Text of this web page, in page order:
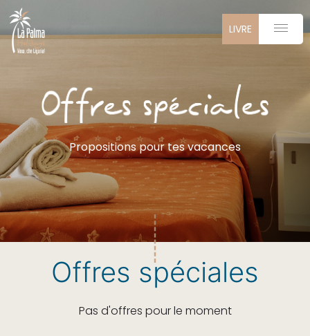
Propositions pour tes vacances
LIVRE
Offres spéciales
Pas d'offres pour le moment